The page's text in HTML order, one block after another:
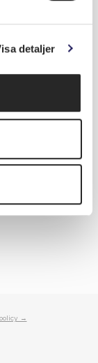
detaljer
Slussgården AB,
→